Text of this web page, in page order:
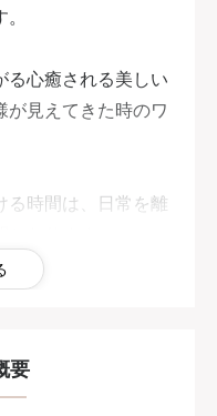
る心癒される美しい
見えてきた時のワ
る時間は、日常を離
ぱいになっている
。
要